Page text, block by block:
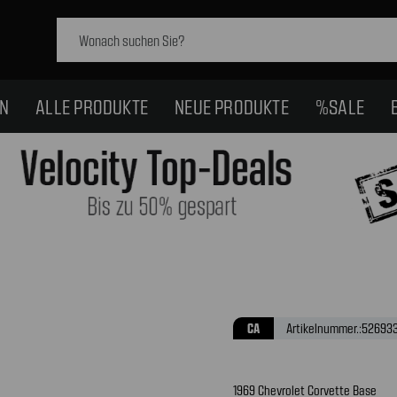
ALLE PRODUKTE NEUE PRODUKTE %SALE
CA Artikelnummer.:
1969 Chevrolet Corvette Base